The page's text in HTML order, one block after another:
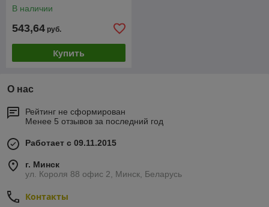
В наличии
543,64 руб.
Купить
О нас
Рейтинг не сформирован
Менее 5 отзывов за последний год
Работает с 09.11.2015
г. Минск
ул. Короля 88 офис 2, Минск, Беларусь
Контакты